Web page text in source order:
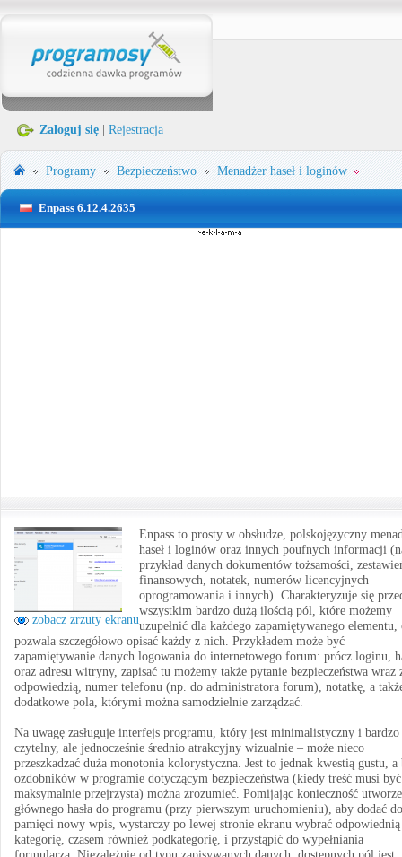
Zaloguj się Rejestracja
Programy Bezpieczeństwo Menadżer haseł i loginów
Enpass 6.12.4.2635
zobacz zrzuty ekranu
Enpass to prosty w obsłudze, polskojęzyczny
haseł i loginów oraz innych poufnych informacji
przykład danych dokumentów tożsamości,
finansowych, notatek, numerów licencyjnych
oprogramowania i innych). Charakteryzuje się
wszystkim bardzo dużą ilością pól, które możemy
uzupełnić dla każdego zapamiętywanego elementu,
pozwala szczegółowo opisać każdy z nich. Przykładem może być
zapamiętywanie danych logowania do internetowego forum: prócz loginu,
oraz adresu witryny, zapisać tu możemy także pytanie bezpieczeństwa wraz
odpowiedzią, numer telefonu (np. do administratora forum), notatkę, a
dodatkowe pola, którymi można samodzielnie zarządzać.
Na uwagę zasługuje interfejs programu, który jest minimalistyczny i bardzo
czytelny, ale jednocześnie średnio atrakcyjny wizualnie – może nieco
przeszkadzać duża monotonia kolorystyczna. Jest to jednak kwestią gustu, a
ozdobników w programie dotyczącym bezpieczeństwa (kiedy treść musi być
maksymalnie przejrzysta) można zrozumieć. Pomijając konieczność
głównego hasła do programu (przy pierwszym uruchomieniu), aby dodać do
pamięci nowy wpis, wystarczy po lewej stronie ekranu wybrać odpowiednią
kategorię, czasem również podkategorię, i przystąpić do wypełniania